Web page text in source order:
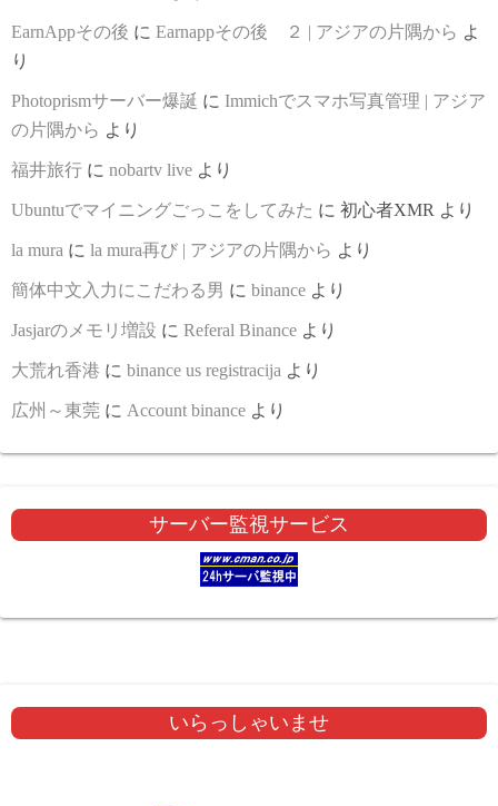
EarnAppその後 に Earnappその後 ２ | アジアの片隅から よ
り
Photoprismサーバー爆誕 に Immichでスマホ写真管理 | アジア
の片隅から より
福井旅行 に nobartv live より
Ubuntuでマイニングごっこをしてみた に 初心者XMR より
la mura に la mura再び | アジアの片隅から より
簡体中文入力にこだわる男 に binance より
Jasjarのメモリ増設 に Referal Binance より
大荒れ香港 に binance us registracija より
広州～東莞 に Account binance より
サーバー監視サービス
いらっしゃいませ